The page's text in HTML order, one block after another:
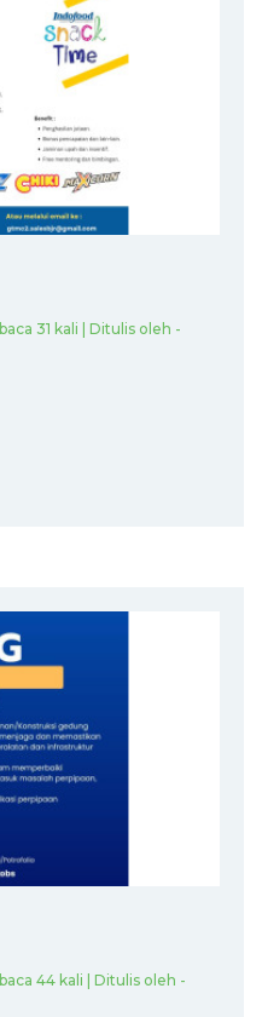
31 kali | Ditulis oleh -
44 kali | Ditulis oleh -